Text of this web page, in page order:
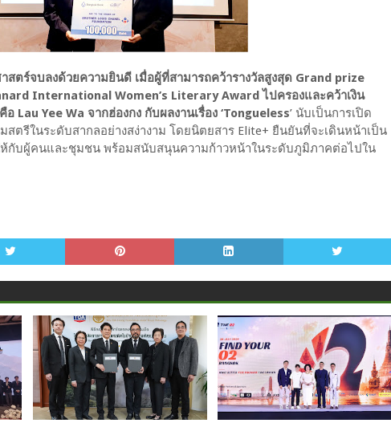
ตร์จบลงด้วยความยินดี เมื่อผู้ที่สามารถคว้ารางวัลสูงสุด Grand prize
International Women’s Literary Award ไปครองและคว้าเงิน
อ Lau Yee Wa จากฮ่องกง กับผลงานเรื่อง ‘Tongueless’ นับเป็นการเปิด
ตรีในระดับสากลอย่างสง่างาม โดยนิตยสาร Elite+ ยืนยันที่จะเดินหน้าเป็น
ให้กับผู้คนและชุมชน พร้อมสนับสนุนความก้าวหน้าในระดับภูมิภาคต่อไปใน